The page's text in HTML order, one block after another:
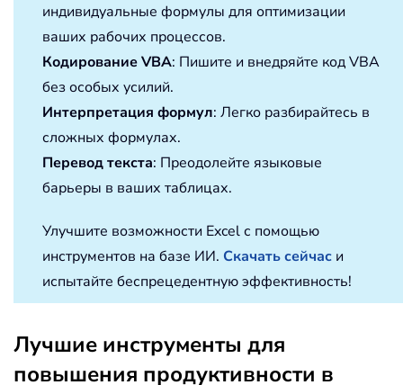
индивидуальные формулы для оптимизации
ваших рабочих процессов.
Кодирование VBA: Пишите и внедряйте код VBA
без особых усилий.
Интерпретация формул: Легко разбирайтесь в
сложных формулах.
Перевод текста: Преодолейте языковые
барьеры в ваших таблицах.
Улучшите возможности Excel с помощью
инструментов на базе ИИ. Скачать сейчас и
испытайте беспрецедентную эффективность!
Лучшие инструменты для
повышения продуктивности в